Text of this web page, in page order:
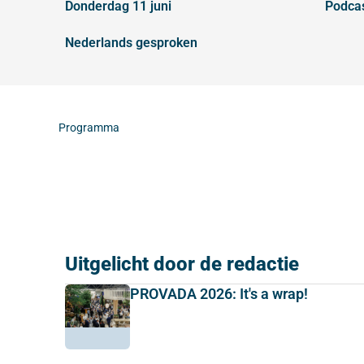
donderdag 11 juni
Nederlands gesproken
Programma
Uitgelicht door de redactie
PROVADA 2026: It's a wrap!